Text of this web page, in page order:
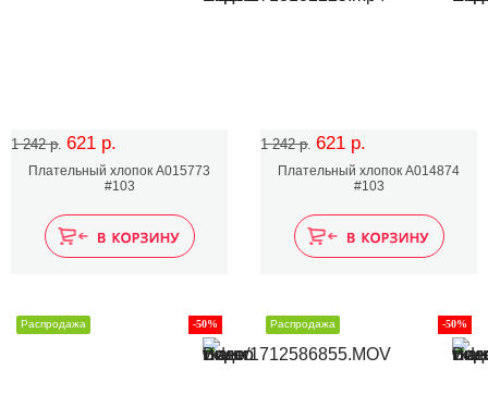
1 242 р. 621 р.
Плательный хлопок А015773
#103
1 242 р. 621 р.
Плательный хлопок А014874
#103
-50%
Распродажа -50%
Распродажа